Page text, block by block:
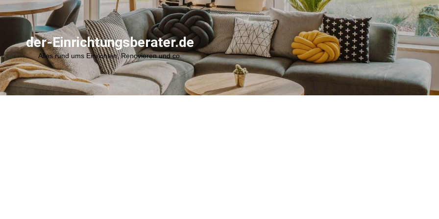
der-Einrichtungsberater.de
Alles rund ums Einrichten, Renovieren und co.